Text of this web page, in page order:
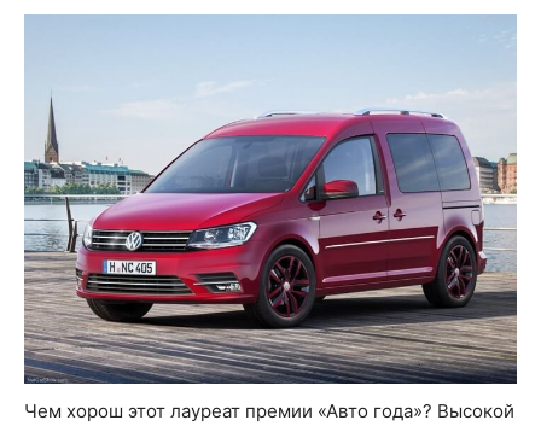
Чем хорош этот лауреат премии «Авто года»? Высокой